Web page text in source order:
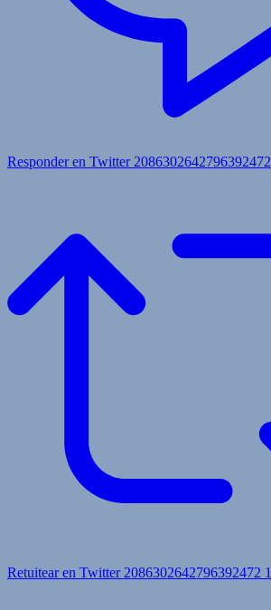
Responder en Twitter 2086302642796392472
Retuitear en Twitter 2086302642796392472 1